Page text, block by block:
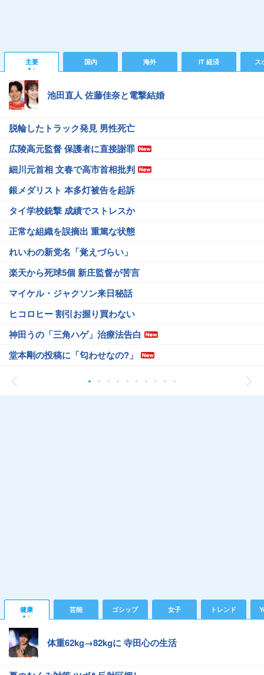
主要 国内 海外 IT 経済 ス
池田直人 佐藤佳奈と電撃結婚
脱輪したトラック発見 男性死亡
広陵高元監督 保護者に直接謝罪
細川元首相 文春で高市首相批判
銀メダリスト 本多灯被告を起訴
タイ学校銃撃 成績でストレスか
正常な組織を誤摘出 重篤な状態
れいわの新党名「覚えづらい」
楽天から死球5個 新庄監督が苦言
マイケル・ジャクソン来日秘話
ヒコロヒー 割引お握り買わない
神田うの「三角ハゲ」治療法告白
堂本剛の投稿に「匂わせなの?」
健康 芸能 ゴシップ 女子 トレンド
体重62kg→82kgに 寺田心の生活